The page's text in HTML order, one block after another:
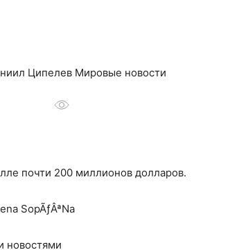
Ципелев Мировые новости
почти 200 миллионов долларов.
SopÃƒÂªNa
новостями